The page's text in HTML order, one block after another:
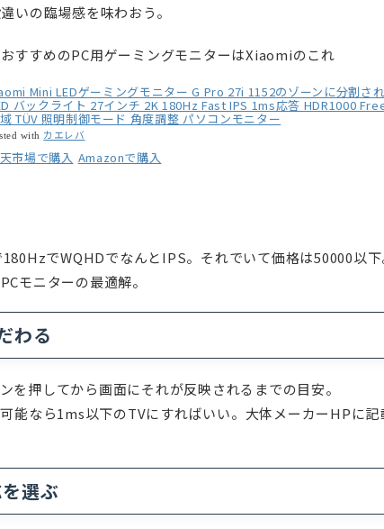
いの臨場感を味わおう。
すすめのPC用ゲーミングモニターはXiaomiのこれ
Mini LEDゲーミングモニター G Pro 27i 1152のゾーンに分割さ
バックライト 27インチ 2K 180Hz Fast IPS 1ms応答 HDR1000
TÜV 照明制御モード 角度調整 パソコンモニター
with カエレバ
市場で購入 Amazonで購入
でWQHDでなんとIPS。それでいて価格は50000以
モニターの最適解。
わる
を押してから画面にそれが反映されるまでの目安。
能なら1ms以下のTVにすればいい。大体メーカーHPに記
選ぶ